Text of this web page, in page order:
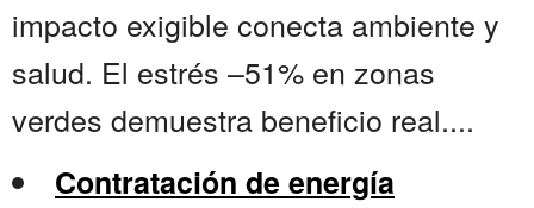
impacto exigible conecta ambiente y
salud. El estrés –51% en zonas
verdes demuestra beneficio real....
Contratación de energía